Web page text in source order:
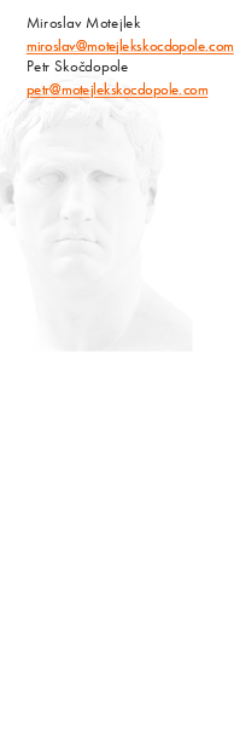
Miroslav Motejlek
miroslav@motejlekskocdopole.com
Petr Skočdopole
petr@motejlekskocdopole.com